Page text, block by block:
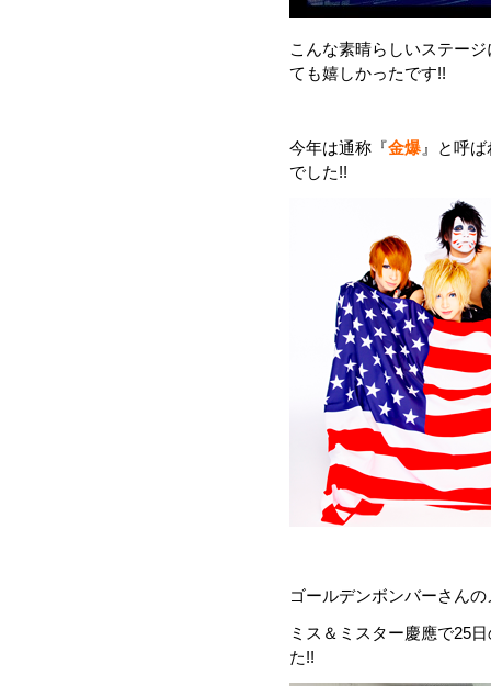
こんな素晴らしいステー
ても嬉しかったです!!
今年は通称『金爆 』と呼
でした!!
ゴールデンボンバーさん
ミス＆ミスター慶應で25
た!!